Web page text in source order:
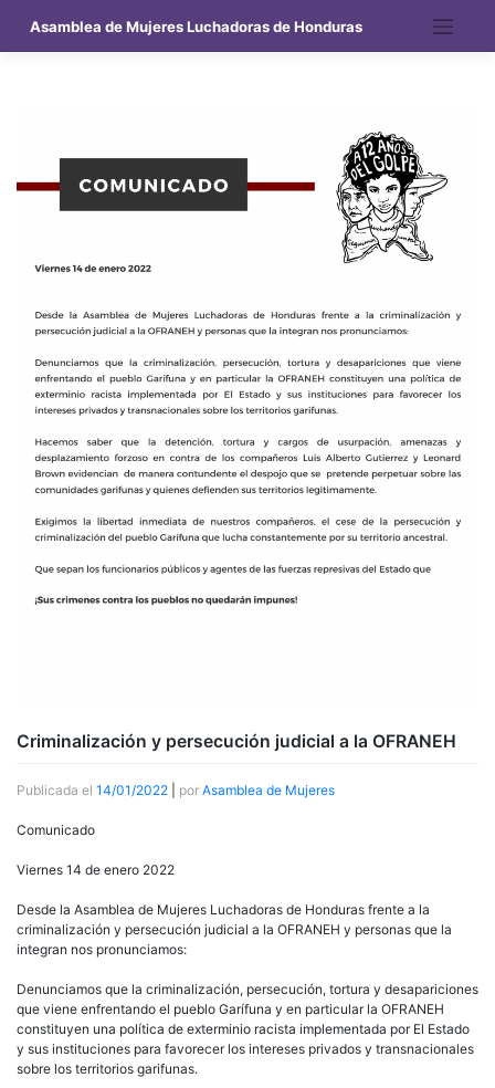
contenido
Asamblea de Mujeres Luchadoras de Honduras
Criminalización y persecución judicial a la OFRANEH
Publicada el 14/01/2022 por Asamblea de Mujeres
Comunicado
Viernes 14 de enero 2022
Desde la Asamblea de Mujeres Luchadoras de Honduras frente a la
criminalización y persecución judicial a la OFRANEH y personas que la
integran nos pronunciamos:
Denunciamos que la criminalización, persecución, tortura y desapariciones
que viene enfrentando el pueblo Garífuna y en particular la OFRANEH
constituyen una política de exterminio racista implementada por El Estado
y sus instituciones para favorecer los intereses privados y transnacionales
sobre los territorios garifunas.